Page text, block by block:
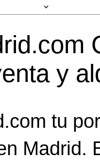
y
tu
Madrid.